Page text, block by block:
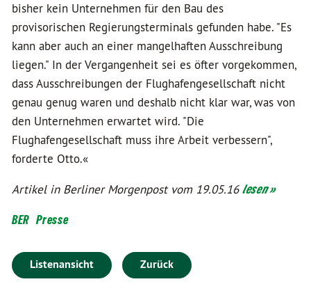
bisher kein Unternehmen für den Bau des
provisorischen Regierungsterminals gefunden habe. "Es
kann aber auch an einer mangelhaften Ausschreibung
liegen." In der Vergangenheit sei es öfter vorgekommen,
dass Ausschreibungen der Flughafengesellschaft nicht
genau genug waren und deshalb nicht klar war, was von
den Unternehmen erwartet wird. "Die
Flughafengesellschaft muss ihre Arbeit verbessern",
forderte Otto.«
Artikel in Berliner Morgenpost vom 19.05.16lesen »
BER Presse
Listenansicht Zurück